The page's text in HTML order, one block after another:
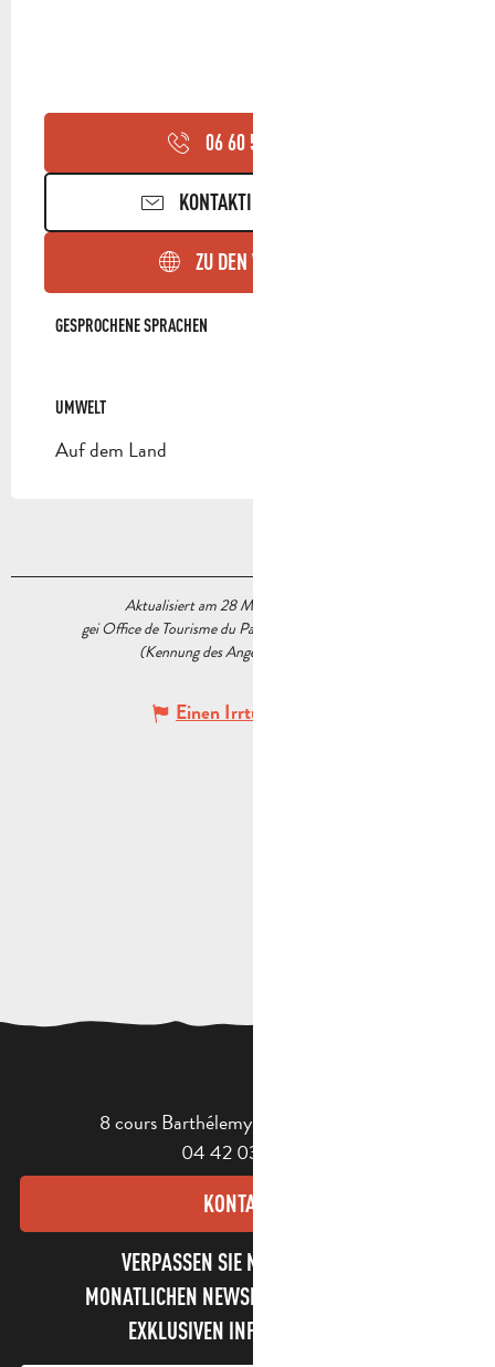
06 60 50 66
KONTAKTIEREN SIE UNS
ZU DEN WEBSEITEN
GESPROCHENE SPRACHEN
GESPROCHENE SPRACHEN
UMWELT
UMWELT
Auf dem Land
Aktualisiert am 28 März 2025 Um 11:58
gei Office de Tourisme du Pays d’Aubagne et de l’Étoile
(Kennung des Angebots :
Einen Irrtum angeben
8 cours Barthélemy - 13400 Aubagne
04 42 03 49 98
KONTAKT
VERPASSEN SIE NICHT UNSEREN
MONATLICHEN NEWSLETTER UND UNSERE
EXKLUSIVEN INFORMATIONEN!